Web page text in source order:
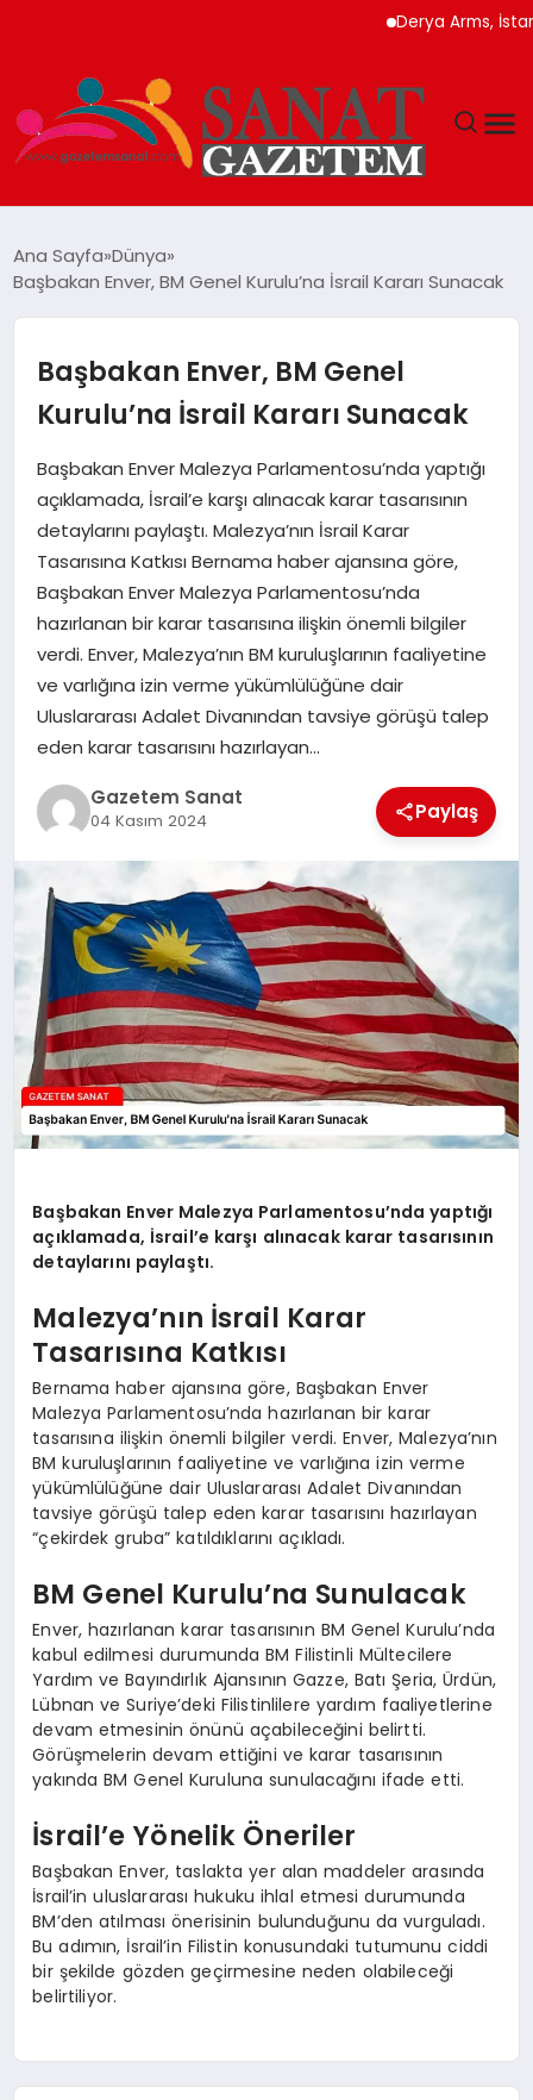
Derya Arms,
TEKNOLOJI
SIYASET
SPOR
YAŞAM
EKONOMI
SAĞLIK
DÜNYA
EĞITIM
Ana Sayfa Dünya
Başbakan Enver, BM Genel Kurulu’na İsrail Kararı Sunacak
Başbakan Enver, BM Genel
Kurulu’na İsrail Kararı Sunacak
Başbakan Enver Malezya Parlamentosu’nda yaptığı
açıklamada, İsrail’e karşı alınacak karar tasarısının
detaylarını paylaştı. Malezya’nın İsrail Karar
Tasarısına Katkısı Bernama haber ajansına göre,
Başbakan Enver Malezya Parlamentosu’nda
hazırlanan bir karar tasarısına ilişkin önemli bilgiler
verdi. Enver, Malezya’nın BM kuruluşlarının faaliyetine
ve varlığına izin verme yükümlülüğüne dair
Uluslararası Adalet Divanından tavsiye görüşü talep
eden karar tasarısını hazırlayan…
Gazetem Sanat
04 Kasım 2024 Paylaş
Başbakan Enver Malezya Parlamentosu’nda yaptığı
açıklamada, İsrail’e karşı alınacak karar tasarısının
detaylarını paylaştı.
Malezya’nın İsrail Karar
Tasarısına Katkısı
Bernama haber ajansına göre, Başbakan Enver
Malezya Parlamentosu’nda hazırlanan bir karar
tasarısına ilişkin önemli bilgiler verdi. Enver, Malezya’nın
BM kuruluşlarının faaliyetine ve varlığına izin verme
yükümlülüğüne dair Uluslararası Adalet Divanından
tavsiye görüşü talep eden karar tasarısını hazırlayan
“çekirdek gruba” katıldıklarını açıkladı.
BM Genel Kurulu’na Sunulacak
Enver, hazırlanan karar tasarısının BM Genel Kurulu’nda
kabul edilmesi durumunda BM Filistinli Mültecilere
Yardım ve Bayındırlık Ajansının Gazze, Batı Şeria, Ürdün,
Lübnan ve Suriye’deki Filistinlilere yardım faaliyetlerine
devam etmesinin önünü açabileceğini belirtti.
Görüşmelerin devam ettiğini ve karar tasarısının
yakında BM Genel Kuruluna sunulacağını ifade etti.
İsrail’e Yönelik Öneriler
Başbakan Enver, taslakta yer alan maddeler arasında
İsrail’in uluslararası hukuku ihlal etmesi durumunda
BM’den atılması önerisinin bulunduğunu da vurguladı.
Bu adımın, İsrail’in Filistin konusundaki tutumunu ciddi
bir şekilde gözden geçirmesine neden olabileceği
belirtiliyor.